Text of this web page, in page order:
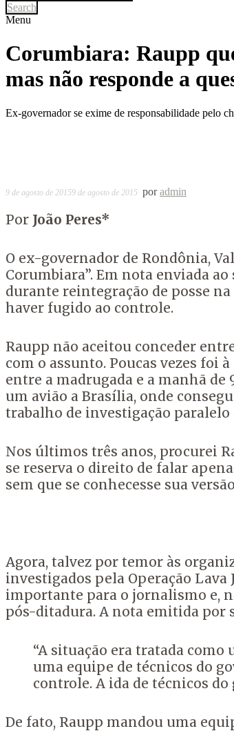
Search
Menu
Corumbiara: Raupp
mas não responde a
Ex-governador se exime de responsabilidade pelo
9 de agosto de 20159 de agosto de 2015 poradmin
Por João Peres*
O ex-governador de Rondônia,
Corumbiara”. Em nota enviada ao
durante reintegração de posse
haver fugido ao controle.
Raupp não aceitou conceder
com o assunto. Poucas vezes foi
entre a madrugada e a manhã
um avião a Brasília, onde
trabalho de investigação paralelo
Nos últimos três anos, procurei
se reserva o direito de falar
sem que se conhecesse sua
Agora, talvez por temor às
investigados pela Operação
importante para o jornalismo e,
pós-ditadura. A nota emitida por
“A situação era tratada
uma equipe de técnicos do
controle. A ida de técnicos
De fato, Raupp mandou uma